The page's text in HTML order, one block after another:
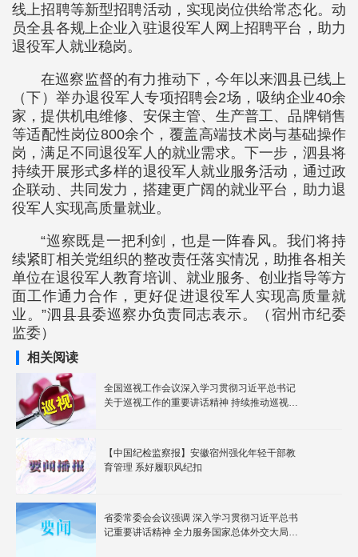
线上招聘等新型招聘活动，实现岗位供给常态化。动
员全县各规上企业入驻退役军人网上招聘平台，助力
退役军人就业稳岗。
在巡察监督的有力推动下，今年以来泗县已线上
（下）举办退役军人专项招聘会2场，吸纳企业40余
家，提供机电维修、安保主管、生产普工、品牌销售
等适配性岗位800余个，覆盖高端技术岗与基础操作
岗，满足不同退役军人的就业需求。下一步，泗县将
持续开展形式多样的退役军人就业服务活动，通过政
企联动、共同发力，搭建更广阔的就业平台，助力退
役军人实现高质量就业。
“巡察既是一把利剑，也是一阵春风。我们将持
续紧盯相关党组织的整改责任落实情况，助推各相关
单位在退役军人教育培训、就业服务、创业指导等方
面工作通力合作，更好促进退役军人实现高质量就
业。”泗县县委巡察办负责同志表示。（宿州市纪委
监委）
相关阅读
全国巡视工作会议深入学习贯彻习近平总书记
关于巡视工作的重要讲话精神 持续推动巡视工
【中国纪检监察报】安徽宿州强化年轻干部教
育管理 系好履职风纪扣
省委常委会会议强调 深入学习贯彻习近平总书
记重要讲话精神 全力服务国家总体外交大局开